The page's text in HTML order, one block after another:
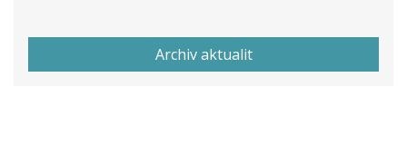
Archiv aktualit